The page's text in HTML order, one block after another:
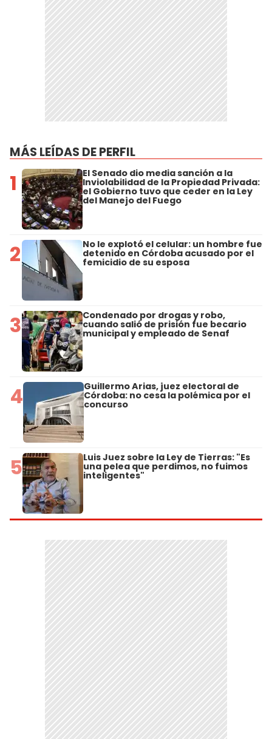
MÁS LEÍDAS DE PERFIL
1 El Senado dio media sanción a la
Inviolabilidad de la Propiedad Privada:
el Gobierno tuvo que ceder en la Ley
del Manejo del Fuego
2 No le explotó el celular: un hombre fue
detenido en Córdoba acusado por el
femicidio de su esposa
3 Condenado por drogas y robo,
cuando salió de prisión fue becario
municipal y empleado de Senaf
4 Guillermo Arias, juez electoral de
Córdoba: no cesa la polémica por el
concurso
5 Luis Juez sobre la Ley de Tierras: "Es
una pelea que perdimos, no fuimos
inteligentes"